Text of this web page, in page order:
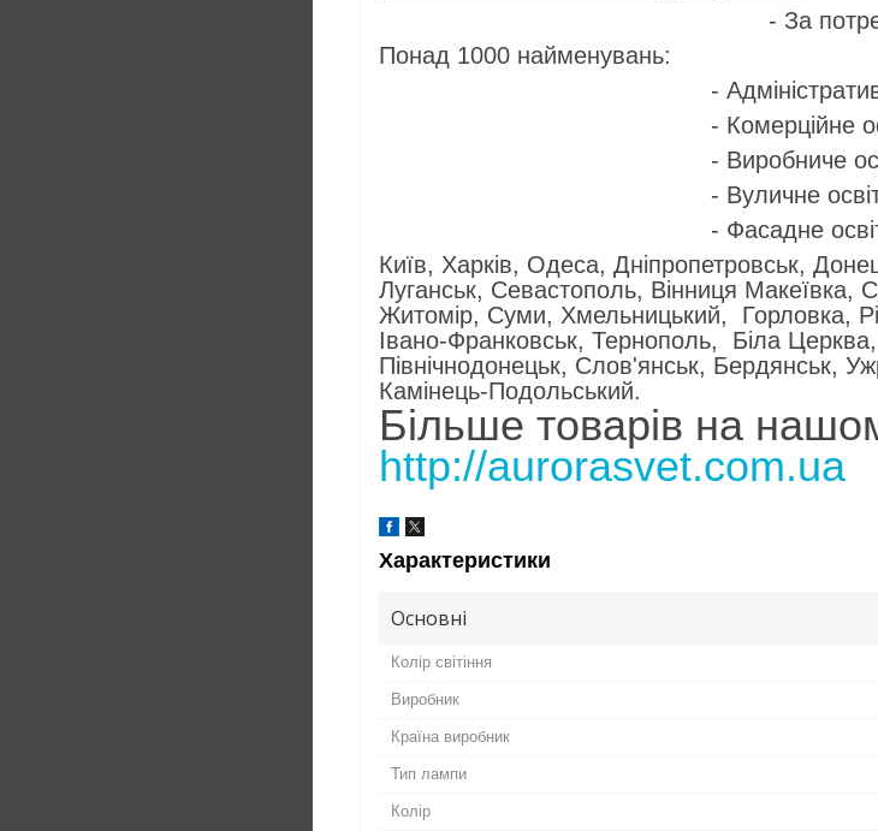
- За потреби,
Понад 1000 найменувань:
- Адміністративне
- Комерційне
- Виробниче
- Вуличне
- Фасадне
Київ, Харків, Одеса, Дніпропетровськ,
Луганськ, Севастополь, Вінниця
Житомір, Суми, Хмельницький, Горловка,
Івано-Франковськ, Тернополь, Біла
Північнодонецьк, Слов'янськ, Бердянськ,
Камінець-Подольський.
Більше товарів на
http://aurorasvet.com.ua
Характеристики
Основні
Колір світіння
Виробник
Країна виробник
Тип лампи
Колір